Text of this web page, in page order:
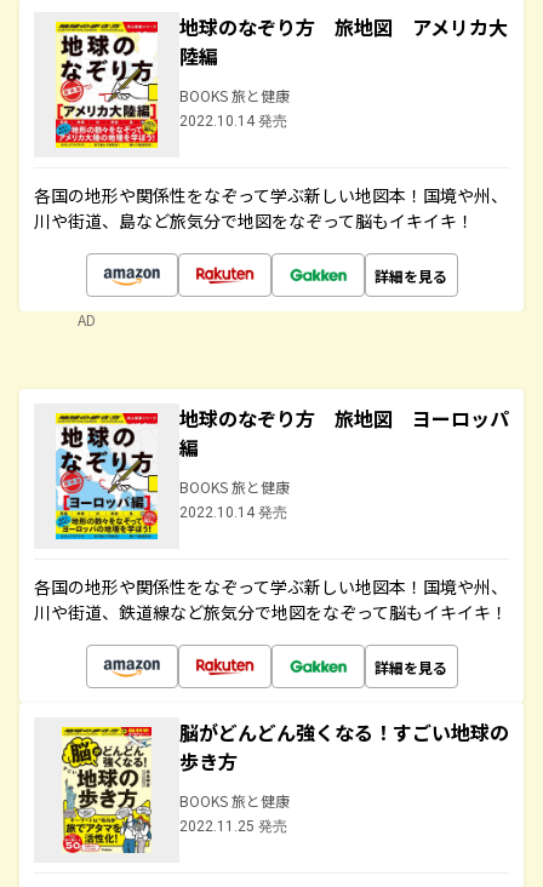
地球のなぞり方 旅地図 アメリカ大
陸編
BOOKS 旅と健康
2022.10.14 発売
各国の地形や関係性をなぞって学ぶ新しい地図本！国境や州、
川や街道、島など旅気分で地図をなぞって脳もイキイキ！
詳細を見る
AD
地球のなぞり方 旅地図 ヨーロッパ
編
BOOKS 旅と健康
2022.10.14 発売
各国の地形や関係性をなぞって学ぶ新しい地図本！国境や州、
川や街道、鉄道線など旅気分で地図をなぞって脳もイキイキ！
詳細を見る
脳がどんどん強くなる！すごい地球の
歩き方
BOOKS 旅と健康
2022.11.25 発売